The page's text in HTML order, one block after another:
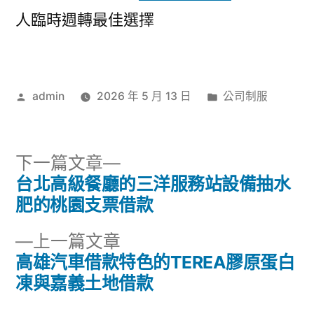
人臨時週轉最佳選擇
作
admin 2026 年 5 月 13 日
分
公司制服
文
導
覽
上一篇文章
一
篇
高雄汽車借款特色的TEREA膠原蛋白
凍與嘉義土地借款
下一篇文章
下
一
篇
台北高級餐廳的三洋服務站設備抽水
肥的桃園支票借款